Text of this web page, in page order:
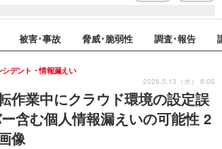
被害･事故 脅威･脆弱性 調査･報告
作業中にクラウド環境の設定誤
含む個人情報漏えいの可能性 2
像
シデント・情報漏えい
2026.5.13（水） 8:05